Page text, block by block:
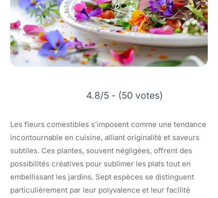
4.8/5 - (50 votes)
Les fleurs comestibles s’imposent comme une tendance
incontournable en cuisine, alliant originalité et saveurs
subtiles. Ces plantes, souvent négligées, offrent des
possibilités créatives pour sublimer les plats tout en
embellissant les jardins. Sept espèces se distinguent
particulièrement par leur polyvalence et leur facilité